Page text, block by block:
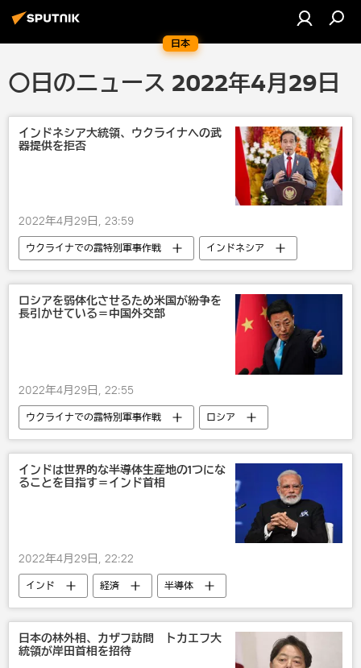
日本
〇日のニュース 2022年4月29日
インドネシア大統領、ウクライナへの武
器提供を拒否
2022年4月29日, 23:59
ウクライナでの露特別軍事作戦
インドネシア
ウクライナ
武器・兵器
ロシアを弱体化させるため米国が紛争を
長引かせている＝中国外交部
2022年4月29日, 22:55
ウクライナでの露特別軍事作戦
ロシア
中国
ウクライナ
政治
米国
インドは世界的な半導体生産地の1つにな
ることを目指す＝インド首相
2022年4月29日, 22:22
インド 経済 半導体
日本の林外相、カザフ訪問 トカエフ大
統領が岸田首相を招待